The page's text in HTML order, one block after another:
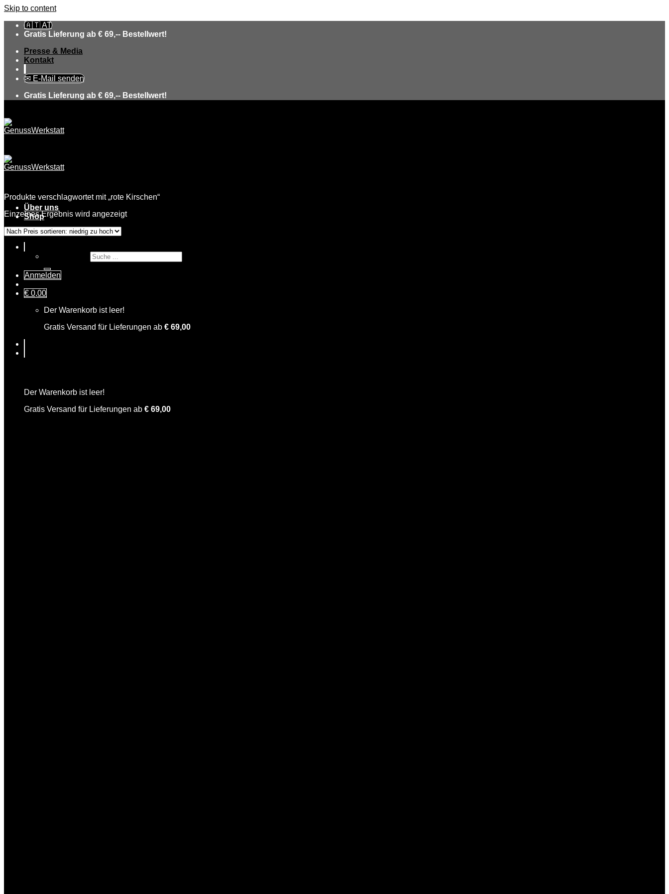
Skip to content
🇦🇹 AT
Gratis Lieferung ab € 69,-- Bestellwert!
Presse & Media
Kontakt
✉ E-Mail senden
Gratis Lieferung ab € 69,-- Bestellwert!
Über uns
Shop
Anmelden
€ 0,00
Der Warenkorb ist leer!
Gratis Versand für Lieferungen ab € 69,00
Der Warenkorb ist leer!
Gratis Versand für Lieferungen ab € 69,00
Produkte verschlagwortet mit „rote Kirschen“
Einzelnes Ergebnis wird angezeigt